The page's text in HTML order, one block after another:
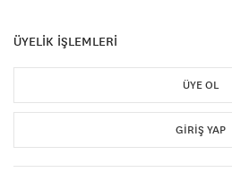
ÜYELİK İŞLEMLERİ
ÜYE OL
GIRIŞ YAP